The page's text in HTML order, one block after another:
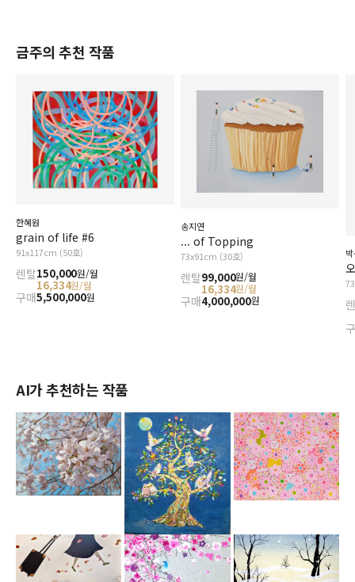
금주의 추천 작품
한혜원
grain of life #6
91x117cm (50호)
렌탈150,000원/월
16,334원/월
구매5,500,000원
송지연
... of Topping
73x91cm (30호)
렌탈99,000원/월
16,334원/월
구매4,000,000원
AI가 추천하는 작품